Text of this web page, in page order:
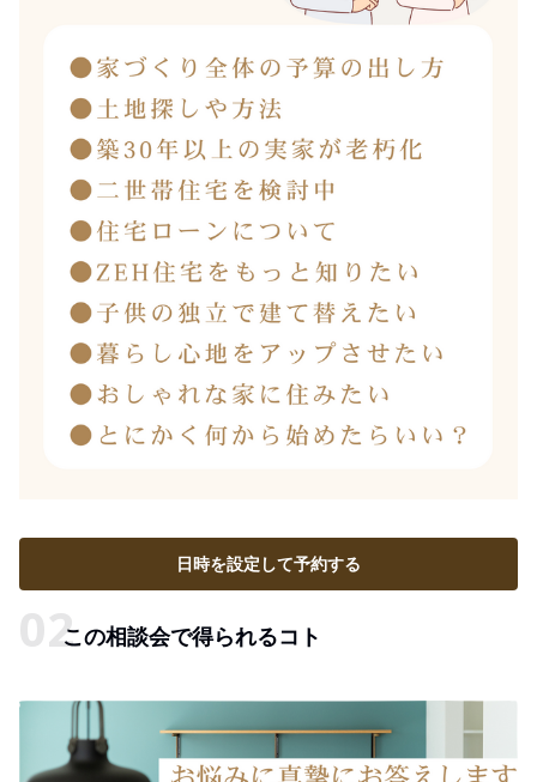
日時を設定して予約する
この相談会で得られるコト